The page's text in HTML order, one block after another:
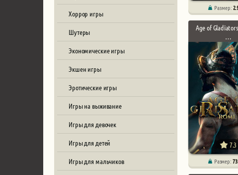
Хоррор игры
Шутеры
Экономические игры
Экшен игры
Эротические игры
Игры на выживание
Игры для девочек
Игры для детей
Игры для мальчиков
Размер:
Age of
…
7.3
Размер: